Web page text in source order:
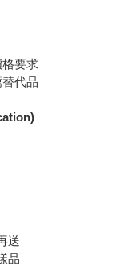
要求
代品
送
品